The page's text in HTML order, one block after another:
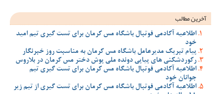
آخرین مطالب
اطلاعیه آکادمی فوتبال باشگاه مس کرمان برای تست گیری تیم امید
خود
پیام تبریک مدیرعامل باشگاه مس کرمان به مناسبت روز خبرنگار
رکوردشکنی های پیاپی دونده ملی پوش دختر مس کرمان در بلاروس
اطلاعیه آکادمی فوتبال باشگاه مس کرمان برای تست گیری تیم
جوانان خود
اطلاعیه آکادمی فوتبال باشگاه مس کرمان برای تست گیری از تیم زیر